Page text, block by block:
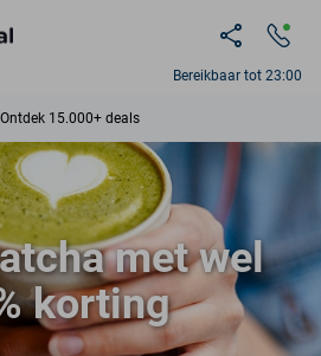
Bereikbaar tot 23:00
Ontdek 15.000+ deals
per week beschikbaar
10+ miljoen leden
9,4
Ontdek 15.000+ deals
met wel
korting